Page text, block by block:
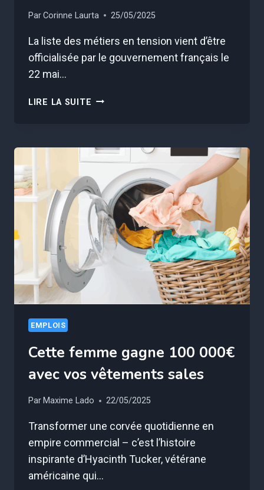
ParCorinne Laurta 25/05/2025
La liste des métiers en tension vient d’être
officialisée par le gouvernement français le
22 mai…
LIRE LA SUITE CES
PAIENT
PLUS
QUE
LE
SMIC
EMPLOIS
Cette femme gagne 100 000€
avec vos vêtements sales
Par Maxime Lado 22/05/2025
Transformer une corvée quotidienne en
empire commercial – c’est l’histoire
inspirante d’Hyacinth Tucker, vétérane
américaine qui…